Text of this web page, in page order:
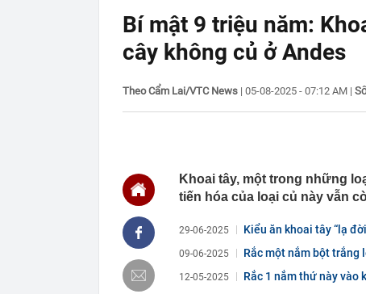
12:35
140 cán bộ,
giờ sáng
Mẫu đồng hồ
Odyssey và
Bỏ phố về
12:16
Việt Nam có
Bali, được
12:15
Từng công bố
BĐS "khủng"
12:15
Vì sao người
Bí mật 9 triệu năm:
cây không củ ở Andes
Theo Cẩm Lai/VTC News | 05-08-2025 - 07:12 AM |
Khoai tây, một trong những
tiến hóa của loại củ này vẫn
29-06-2025 Kiểu ăn khoai tây “lạ
09-06-2025 Rắc một nắm bột trắng
12-05-2025 Rắc 1 nắm thứ này vào